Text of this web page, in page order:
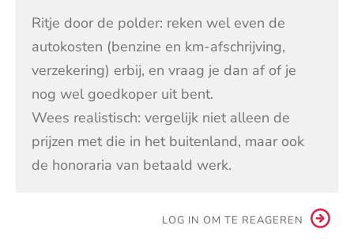
Ritje door de polder: reken wel even de
autokosten (benzine en km-afschrijving,
verzekering) erbij, en vraag je dan af of je
nog wel goedkoper uit bent.
Wees realistisch: vergelijk niet alleen de
prijzen met die in het buitenland, maar ook
de honoraria van betaald werk.
LOG IN OM TE REAGEREN